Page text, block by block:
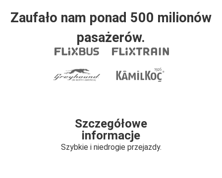
Zaufało nam ponad 500 milionów
pasażerów.
Szczegółowe
informacje
Szybkie i niedrogie przejazdy.